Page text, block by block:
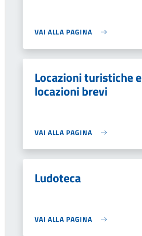
VAI ALLA PAGINA
Locazioni turistiche e
locazioni brevi
VAI ALLA PAGINA
Ludoteca
VAI ALLA PAGINA